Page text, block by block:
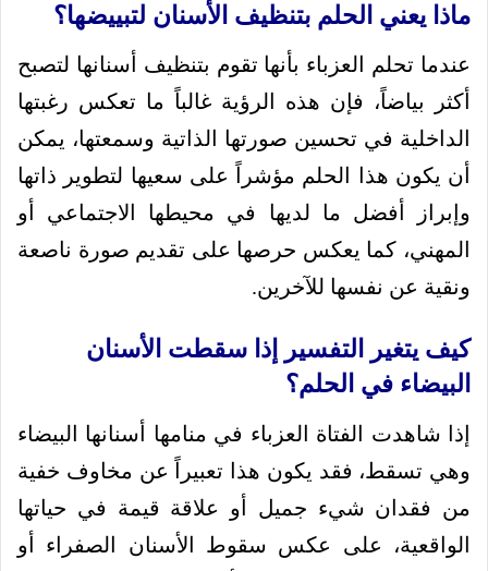
ماذا يعني الحلم بتنظيف الأسنان لتبييضها؟
عندما تحلم العزباء بأنها تقوم بتنظيف أسنانها لتصبح
أكثر بياضاً، فإن هذه الرؤية غالباً ما تعكس رغبتها
الداخلية في تحسين صورتها الذاتية وسمعتها، يمكن
أن يكون هذا الحلم مؤشراً على سعيها لتطوير ذاتها
وإبراز أفضل ما لديها في محيطها الاجتماعي أو
المهني، كما يعكس حرصها على تقديم صورة ناصعة
ونقية عن نفسها للآخرين.
كيف يتغير التفسير إذا سقطت الأسنان
البيضاء في الحلم؟
إذا شاهدت الفتاة العزباء في منامها أسنانها البيضاء
وهي تسقط، فقد يكون هذا تعبيراً عن مخاوف خفية
من فقدان شيء جميل أو علاقة قيمة في حياتها
الواقعية، على عكس سقوط الأسنان الصفراء أو